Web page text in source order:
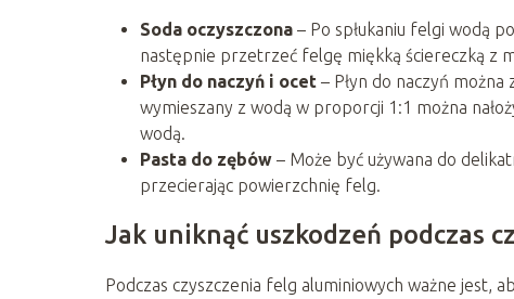
Soda oczyszczona – Po spłukaniu felgi wodą
następnie przetrzeć felgę miękką ściereczką z
Płyn do naczyń i ocet – Płyn do naczyń
wymieszany z wodą w proporcji 1:1 można
wodą.
Pasta do zębów – Może być używana do
przecierając powierzchnię felg.
Jak uniknąć uszkodzeń podczas
Podczas czyszczenia felg aluminiowych ważne jest,